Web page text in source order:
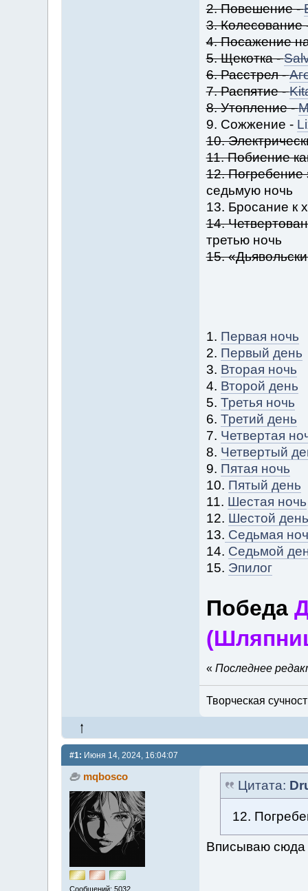
2. Повешение -
3. Колесование
4. Посажение
5. Щекотка -
6. Расстрел -
7. Распятие -
8. Утопление -
9. Сожжение -
10.
11. Побиение
12.
седьмую ночь
13. Бросание к
14.
третью ночь
15.
1. Первая ночь
2. Первый день
3. Вторая ночь
4. Второй день
5. Третья ночь
6. Третий день
7. Четвертая
8. Четвертый
9. Пятая ночь
10. Пятый день
11. Шестая ночь
12. Шестой день
13. Седьмая
14. Седьмой
15. Эпилог
Победа
« Последнее
Творческая
#1: Июня 14, 2024, 16:04:07
mqbosco
Сообщений: 5032
Цитата:
12.
Вписываю сюда